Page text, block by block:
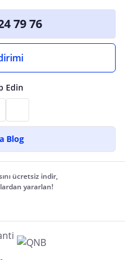
79 76
Edin
Blog
ücretsiz indir,
yararlan!